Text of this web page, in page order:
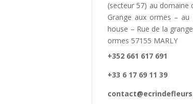
(secteur 57) au domaine
Grange aux ormes – au
house – Rue de la
ormes 57155 MARLY
+352 661 617 691
+33 6 17 69 11 39